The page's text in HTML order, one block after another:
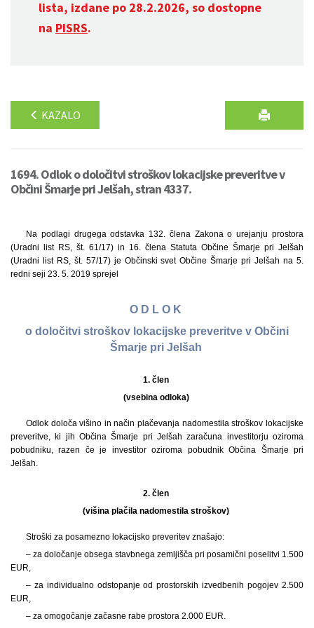
lista, izdane po 28.2.2026, so dostopne
na PISRS.
KAZALO
1694. Odlok o določitvi stroškov lokacijske preveritve v
Občini Šmarje pri Jelšah, stran 4337.
Na podlagi drugega odstavka 132. člena Zakona o urejanju prostora
(Uradni list RS, št. 61/17) in 16. člena Statuta Občine Šmarje pri Jelšah
(Uradni list RS, št. 57/17) je Občinski svet Občine Šmarje pri Jelšah na 5.
redni seji 23. 5. 2019 sprejel
O D L O K
o določitvi stroškov lokacijske preveritve v Občini
Šmarje pri Jelšah
1. člen
(vsebina odloka)
Odlok določa višino in način plačevanja nadomestila stroškov lokacijske
preveritve, ki jih Občina Šmarje pri Jelšah zaračuna investitorju oziroma
pobudniku, razen če je investitor oziroma pobudnik Občina Šmarje pri
Jelšah.
2. člen
(višina plačila nadomestila stroškov)
Stroški za posamezno lokacijsko preveritev znašajo:
– za določanje obsega stavbnega zemljišča pri posamični poselitvi 1.500
EUR,
– za individualno odstopanje od prostorskih izvedbenih pogojev 2.500
EUR,
– za omogočanje začasne rabe prostora 2.000 EUR.